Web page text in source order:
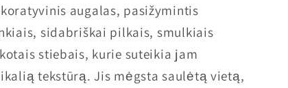
augalas, pasižymintis
sidabriškai pilkais, smulkiais
stiebais, kurie suteikia jam
tekstūrą. Jis mėgsta saulėtą vietą,